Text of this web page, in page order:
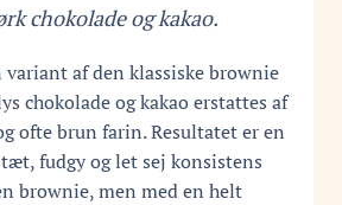
chokolade og kakao.
af den klassiske brownie
chokolade og kakao erstattes af
ofte brun farin. Resultatet er en
fudgy og let sej konsistens
brownie, men med en helt